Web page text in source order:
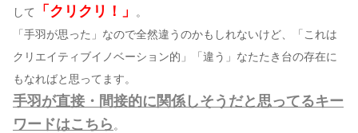
して
「クリクリ！」
。
「手羽が思った」なので全然違うのかもしれないけど、「これは
クリエイティブイノベーション的」「違う」なたたき台の存在に
もなればと思ってます。
手羽が直接・間接的に関係しそうだと思ってるキー
ワードはこちら 。
運営会社
お問い合わせ